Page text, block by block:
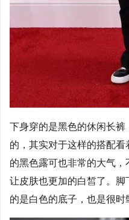
下身穿的是黑色的休闲长
的，其实对于这样的搭配
的黑色露可也非常的大气
让皮肤也更加的白皙了。
的是白色的底子，也是很时